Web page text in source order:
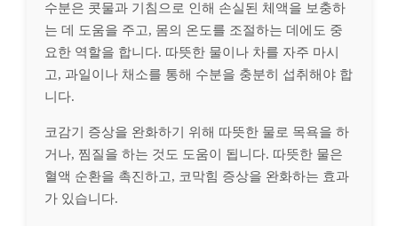
수분은 콧물과 기침으로 인해 손실된 체액을 보충하
는 데 도움을 주고, 몸의 온도를 조절하는 데에도 중
요한 역할을 합니다. 따뜻한 물이나 차를 자주 마시
고, 과일이나 채소를 통해 수분을 충분히 섭취해야 합
니다.
코감기 증상을 완화하기 위해 따뜻한 물로 목욕을 하
거나, 찜질을 하는 것도 도움이 됩니다. 따뜻한 물은
혈액 순환을 촉진하고, 코막힘 증상을 완화하는 효과
가 있습니다.